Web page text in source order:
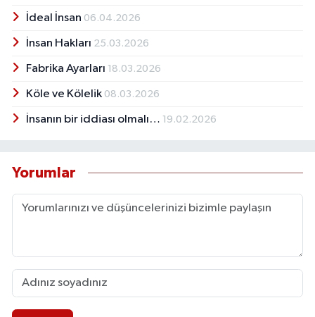
İdeal İnsan 06.04.2026
İnsan Hakları 25.03.2026
Fabrika Ayarları 18.03.2026
Köle ve Kölelik 08.03.2026
İnsanın bir iddiası olmalı… 19.02.2026
Yorumlar